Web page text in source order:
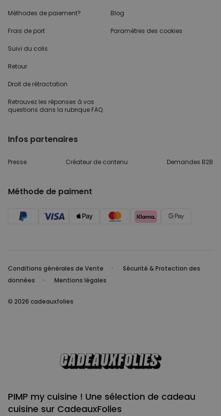
Méthodes de paiement?
Frais de port
Suivi du colis
Retour
Droit de rétractation
Retrouvez les réponses à vos
questions dans la rubrique FAQ.
Blog
Paramètres des cookies
Infos partenaires
Presse Créateur de contenu Demandes B2B
Méthode de paiment
Conditions générales de Vente
Sécurité & Protection des
données
Mentions légales
© 2026 cadeauxfolies
PIMP my cuisine ! Une sélection de cadeau
cuisine sur CadeauxFolies